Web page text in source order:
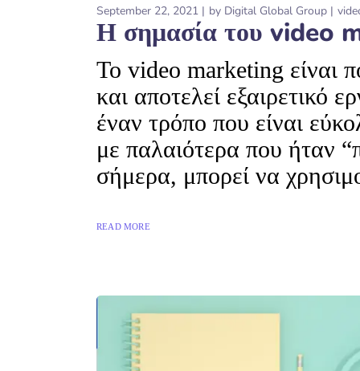
September 22, 2021 by Digital Global Group
Η σημασία του video
To video marketing είναι
και αποτελεί εξαιρετικό
έναν τρόπο που είναι
με παλαιότερα που ήταν
σήμερα, μπορεί να
READ MORE